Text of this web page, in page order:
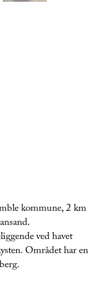
kommune, 2 km
ved havet
Området har en